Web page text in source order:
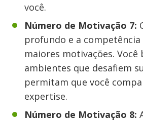
você.
Número de Motivação 7:
profundo e a competência
maiores motivações. Você
ambientes que desafiem
permitam que você
expertise.
Número de Motivação 8: